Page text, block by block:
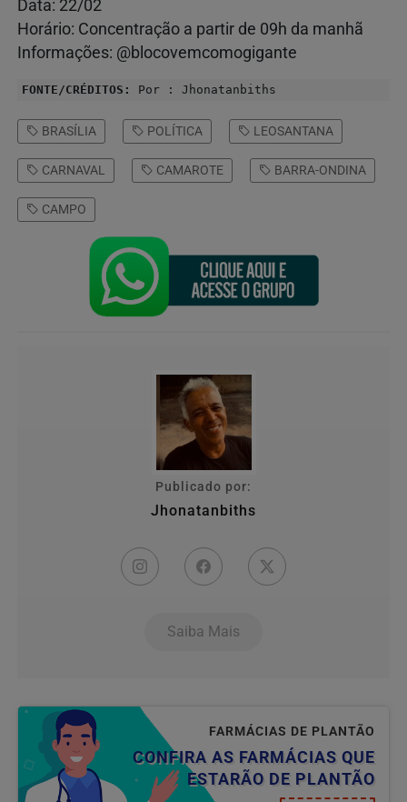
Data: 22/02
Horário: Concentração a partir de 09h da manhã
Informações: @blocovemcomogigante
FONTE/CRÉDITOS: Por : Jhonatanbiths
BRASÍLIA POLÍTICA LEOSANTANA
CARNAVAL CAMAROTE BARRA-ONDINA
CAMPO
Publicado por:
Jhonatanbiths
Saiba Mais
FARMÁCIAS DE PLANTÃO
CONFIRA AS FARMÁCIAS QUE
ESTARÃO DE PLANTÃO